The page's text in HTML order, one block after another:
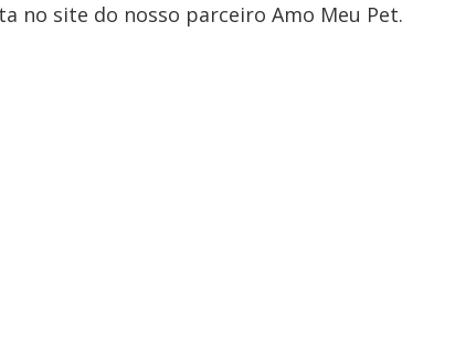
no site do nosso parceiro Amo Meu Pet.